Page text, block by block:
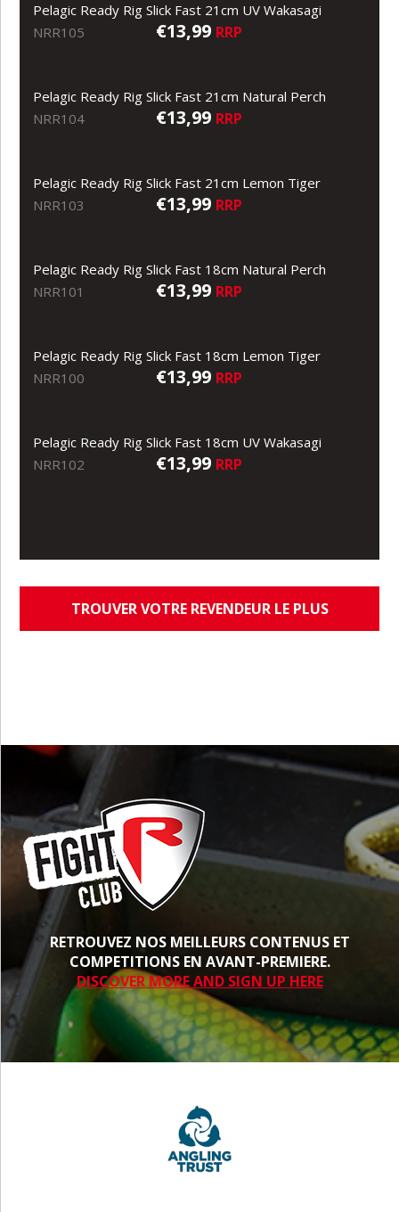
Pelagic Ready Rig Slick Fast 21cm UV Wakasagi
NRR105
€13,99 RRP
Pelagic Ready Rig Slick Fast 21cm Natural Perch
NRR104
€13,99 RRP
Pelagic Ready Rig Slick Fast 21cm Lemon Tiger
NRR103
€13,99 RRP
Pelagic Ready Rig Slick Fast 18cm Natural Perch
NRR101
€13,99 RRP
Pelagic Ready Rig Slick Fast 18cm Lemon Tiger
NRR100
€13,99 RRP
Pelagic Ready Rig Slick Fast 18cm UV Wakasagi
NRR102
€13,99 RRP
TROUVER VOTRE REVENDEUR LE PLUS
RETROUVEZ NOS MEILLEURS CONTENUS ET
COMPETITIONS EN AVANT-PREMIERE.
DISCOVER MORE AND SIGN UP HERE